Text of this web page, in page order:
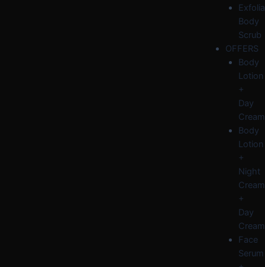
Body
Scrub
OFFERS
Body
Lotion
+
Day
Cream
Body
Lotion
+
Night
Cream
+
Day
Cream
Face
Serum